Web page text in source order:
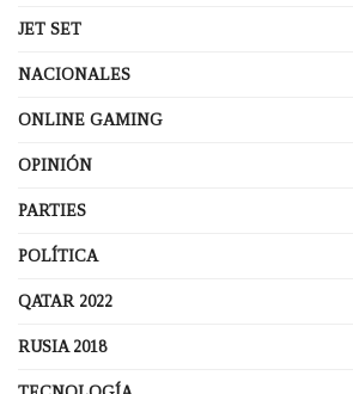
JET SET
NACIONALES
ONLINE GAMING
OPINIÓN
PARTIES
POLÍTICA
QATAR 2022
RUSIA 2018